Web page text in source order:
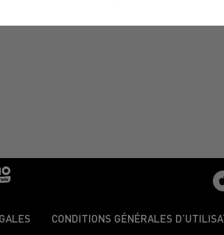
Bousquet et ses expertys
CONDITIONS GÉNÉRALES